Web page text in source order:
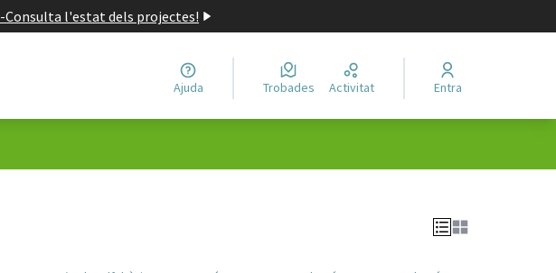
-Consulta l'estat dels projectes!
Ajuda Trobades Activitat Entra